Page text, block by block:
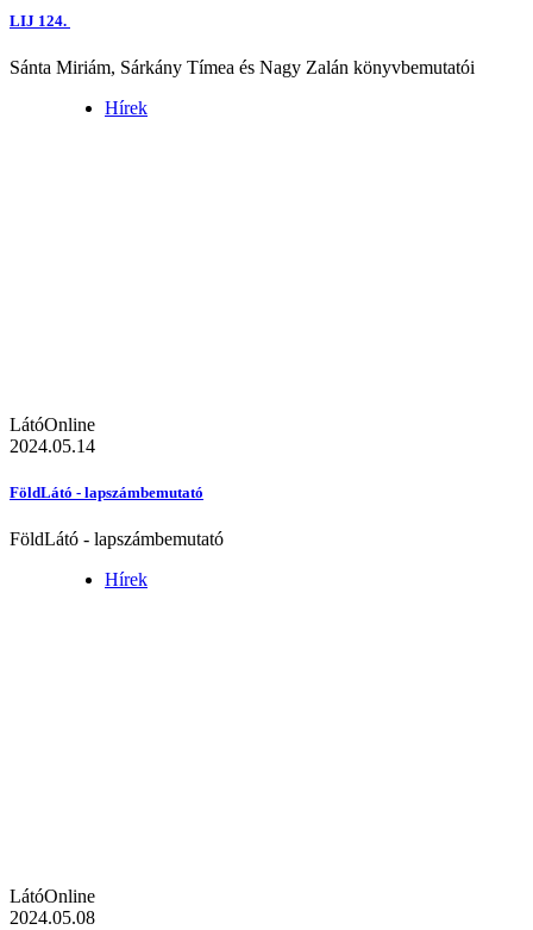
LIJ 124.
Sánta Miriám, Sárkány Tímea és Nagy Zalán könyvbemutatói
Hírek
LátóOnline
2024.05.14
FöldLátó - lapszámbemutató
FöldLátó - lapszámbemutató
Hírek
LátóOnline
2024.05.08